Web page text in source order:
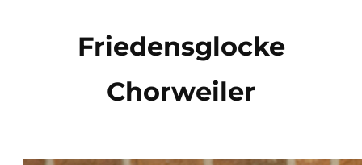
Friedensglocke
Chorweiler